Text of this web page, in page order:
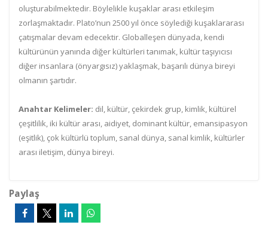
oluşturabilmektedir. Böylelikle kuşaklar arası etkileşim
zorlaşmaktadır. Plato’nun 2500 yıl önce söylediği kuşaklararası
çatışmalar devam edecektir. Globalleşen dünyada, kendi
kültürünün yanında diğer kültürleri tanımak, kültür taşıyıcısı
diğer insanlara (önyargısız) yaklaşmak, başarılı dünya bireyi
olmanın şartıdır.
Anahtar Kelimeler: dil, kültür, çekirdek grup, kimlik, kültürel
çeşitlilik, iki kültür arası, aidiyet, dominant kültür, emansipasyon
(eşitlik), çok kültürlü toplum, sanal dünya, sanal kimlik, kültürler
arası iletişim, dünya bireyi.
Paylaş